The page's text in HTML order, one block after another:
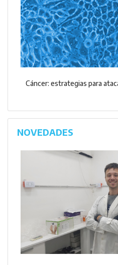
Cáncer: estrategias para
NOVEDADES